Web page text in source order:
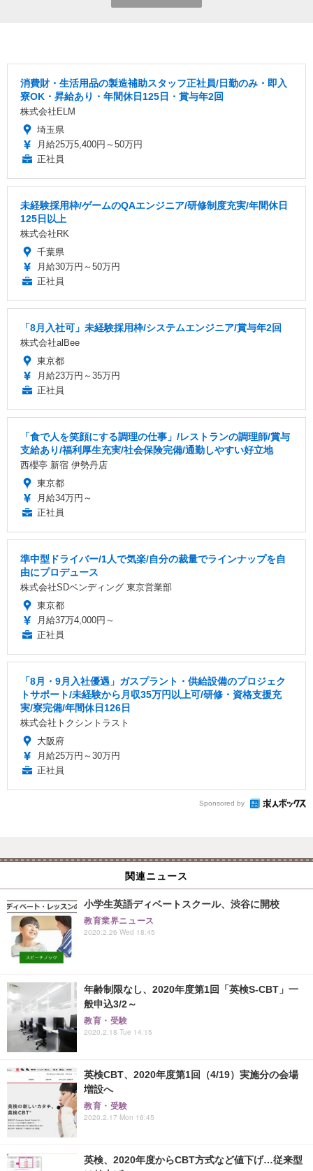
消費財・生活用品の製造補助スタッフ正社員/日勤のみ・即入
寮OK・昇給あり・年間休日125日・賞与年2回
株式会社ELM
埼玉県
月給25万5,400円～50万円
正社員
未経験採用枠/ゲームのQAエンジニア/研修制度充実/年間休日
125日以上
株式会社RK
千葉県
月給30万円～50万円
正社員
「8月入社可」未経験採用枠/システムエンジニア/賞与年2回
株式会社alBee
東京都
月給23万円～35万円
正社員
「食で人を笑顔にする調理の仕事」/レストランの調理師/賞与
支給あり/福利厚生充実/社会保険完備/通勤しやすい好立地
西櫻亭 新宿 伊勢丹店
東京都
月給34万円～
正社員
準中型ドライバー/1人で気楽/自分の裁量でラインナップを自
由にプロデュース
株式会社SDベンディング 東京営業部
東京都
月給37万4,000円～
正社員
「8月・9月入社優遇」ガスプラント・供給設備のプロジェク
トサポート/未経験から月収35万円以上可/研修・資格支援充
実/寮完備/年間休日126日
株式会社トクシントラスト
大阪府
月給25万円～30万円
正社員
Sponsored by
関連ニュース
小学生英語ディベートスクール、渋谷に開校
教育業界ニュース
2020.2.26 Wed 18:45
年齢制限なし、2020年度第1回「英検S-CBT」一
般申込3/2～
教育・受験
2020.2.18 Tue 14:15
英検CBT、2020年度第1回（4/19）実施分の会場
増設へ
教育・受験
2020.2.17 Mon 16:45
英検、2020年度からCBT方式など値下げ…従来型